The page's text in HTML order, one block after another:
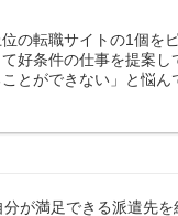
の転職サイトの1個を
好条件の仕事を提案
とができない」と悩ん
が満足できる派遣先